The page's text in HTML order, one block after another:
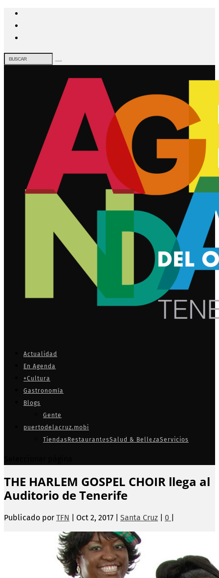
Actualidad
En Agenda
+Cultura
Gastronomía
Blogs
Gente
puertodelacruz.mobi
Tiendas RestaurantesSalud & BellezaServicios
THE HARLEM GOSPEL CHOIR llega al
Auditorio de Tenerife
Publicado por TFN Oct 2, 2017 Santa Cruz 0